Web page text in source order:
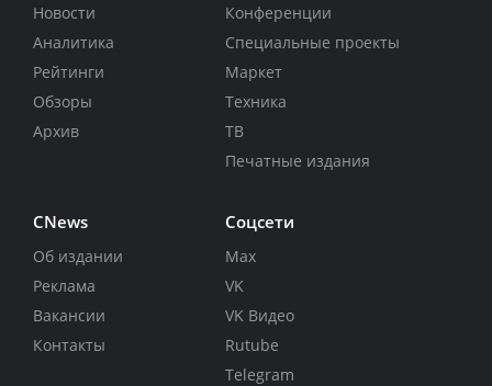
Новости
Аналитика
Рейтинги
Обзоры
Архив
Конференции
Специальные проекты
Маркет
Техника
ТВ
Печатные издания
CNews
Об издании
Реклама
Вакансии
Контакты
Соцсети
Max
VK
VK Видео
Rutube
Telegram